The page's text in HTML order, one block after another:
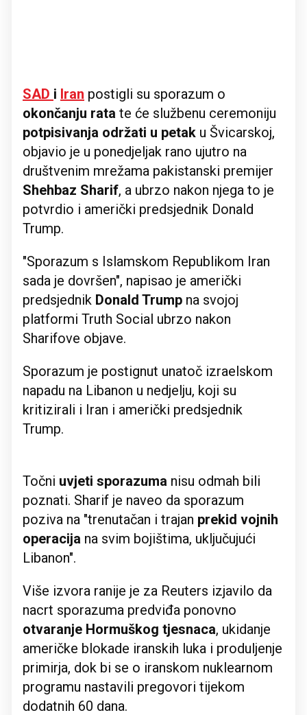
SAD i Iran postigli su sporazum o
okončanju rata te će službenu ceremoniju
potpisivanja održati u petak u Švicarskoj,
objavio je u ponedjeljak rano ujutro na
društvenim mrežama pakistanski premijer
Shehbaz Sharif, a ubrzo nakon njega to je
potvrdio i američki predsjednik Donald
Trump.
"Sporazum s Islamskom Republikom Iran
sada je dovršen", napisao je američki
predsjednik Donald Trump na svojoj
platformi Truth Social ubrzo nakon
Sharifove objave.
Sporazum je postignut unatoč izraelskom
napadu na Libanon u nedjelju, koji su
kritizirali i Iran i američki predsjednik
Trump.
Točni uvjeti sporazuma nisu odmah bili
poznati. Sharif je naveo da sporazum
poziva na "trenutačan i trajan prekid vojnih
operacija na svim bojištima, uključujući
Libanon".
Više izvora ranije je za Reuters izjavilo da
nacrt sporazuma predviđa ponovno
otvaranje Hormuškog tjesnaca, ukidanje
američke blokade iranskih luka i produljenje
primirja, dok bi se o iranskom nuklearnom
programu nastavili pregovori tijekom
dodatnih 60 dana.